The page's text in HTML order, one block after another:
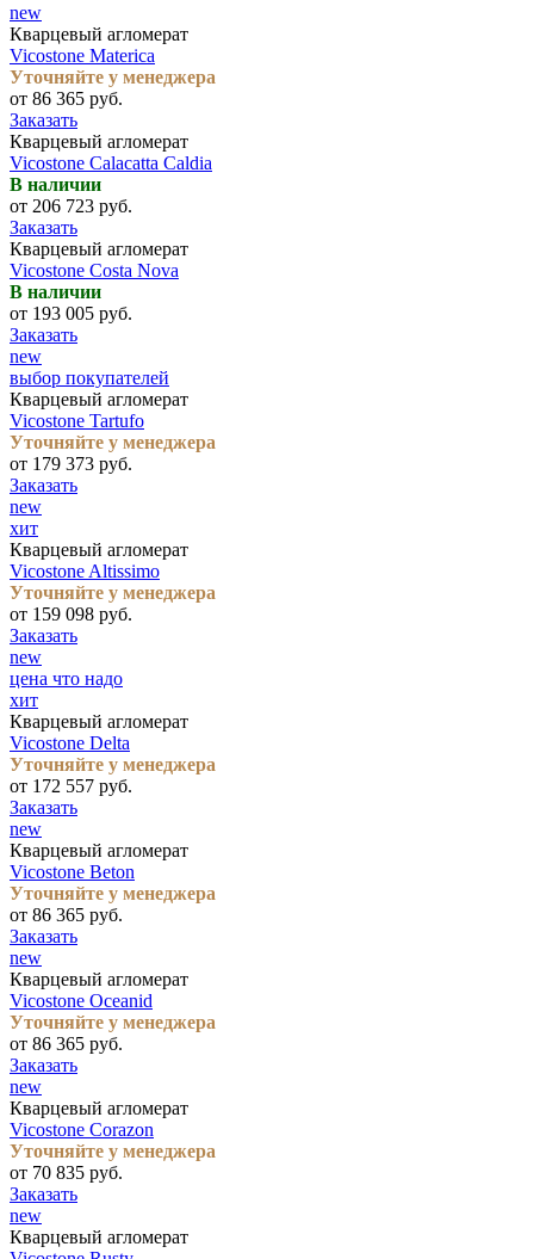
new
Кварцевый агломерат
Vicostone Materica
Уточняйте у менеджера
от 86 365 руб.
Заказать
Кварцевый агломерат
Vicostone Calacatta Caldia
В наличии
от 206 723 руб.
Заказать
Кварцевый агломерат
Vicostone Costa Nova
В наличии
от 193 005 руб.
Заказать
new
выбор покупателей
Кварцевый агломерат
Vicostone Tartufo
Уточняйте у менеджера
от 179 373 руб.
Заказать
new
хит
Кварцевый агломерат
Vicostone Altissimo
Уточняйте у менеджера
от 159 098 руб.
Заказать
new
цена что надо
хит
Кварцевый агломерат
Vicostone Delta
Уточняйте у менеджера
от 172 557 руб.
Заказать
new
Кварцевый агломерат
Vicostone Beton
Уточняйте у менеджера
от 86 365 руб.
Заказать
new
Кварцевый агломерат
Vicostone Oceanid
Уточняйте у менеджера
от 86 365 руб.
Заказать
new
Кварцевый агломерат
Vicostone Corazon
Уточняйте у менеджера
от 70 835 руб.
Заказать
new
Кварцевый агломерат